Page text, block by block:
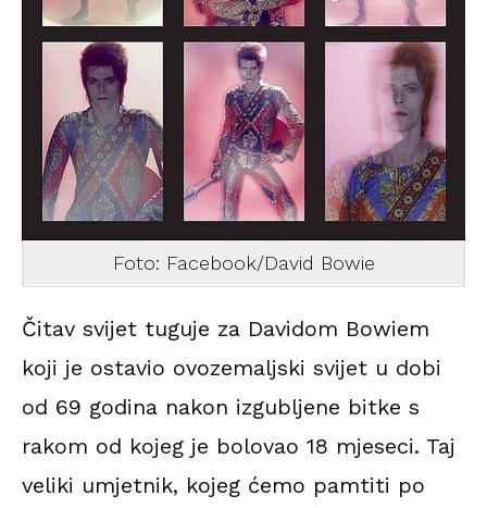
Foto: Facebook/David Bowie
Čitav svijet tuguje za Davidom Bowiem
koji je ostavio ovozemaljski svijet u dobi
od 69 godina nakon izgubljene bitke s
rakom od kojeg je bolovao 18 mjeseci. Taj
veliki umjetnik, kojeg ćemo pamtiti po